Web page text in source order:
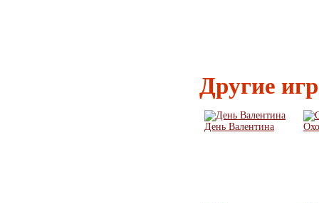
Другие
День Валентина